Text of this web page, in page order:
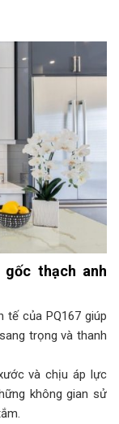
thạch anh
tế của PQ167 giúp
trọng và thanh
và chịu áp lực
không gian sử